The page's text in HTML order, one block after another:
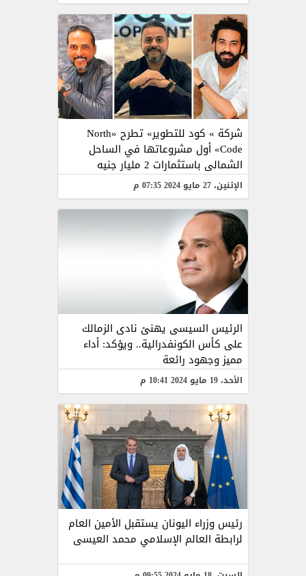
شركة » كود للتطوير» تطرح «North
Code» أول مشروعاتها في الساحل
الشمالى باستثمارات 2 مليار جنيه
الإثنين، 27 مايو 2024 07:35 م
الرئيس السيسى يهنئ نادى الزمالك
على كأس الكونفدرالية.. ويؤكد: أداء
مميز وجهود رائعة
الأحد، 19 مايو 2024 10:41 م
رئيس وزراء اليونان يستقبل الأمين العام
لرابطة العالم الإسلامي محمد العيسى